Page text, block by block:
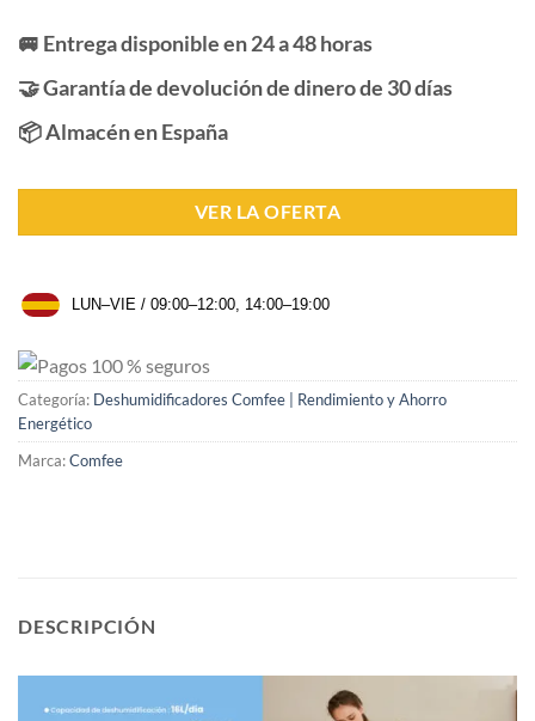
🚐 Entrega disponible en 24 a 48 horas
🤝 Garantía de devolución de dinero de 30 días
📦 Almacén en España
VER LA OFERTA
LUN–VIE / 09:00–12:00, 14:00–19:00
Categoría: Deshumidificadores Comfee | Rendimiento y Ahorro
Energético
Marca:Comfee
DESCRIPCIÓN